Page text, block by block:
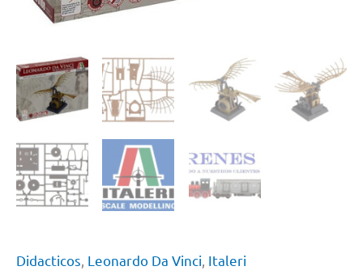
Didacticos, Leonardo Da Vinci, Italeri